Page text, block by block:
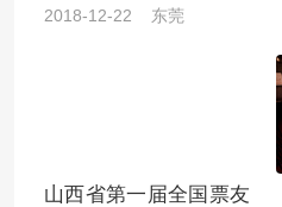
2018-12-22 东莞
山西省第一届全国票友